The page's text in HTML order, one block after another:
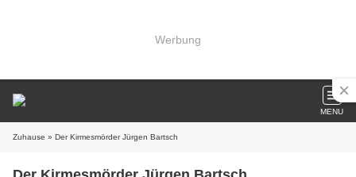
Werbung
MENU
Zuhause » Der Kirmesmörder Jürgen Bartsch